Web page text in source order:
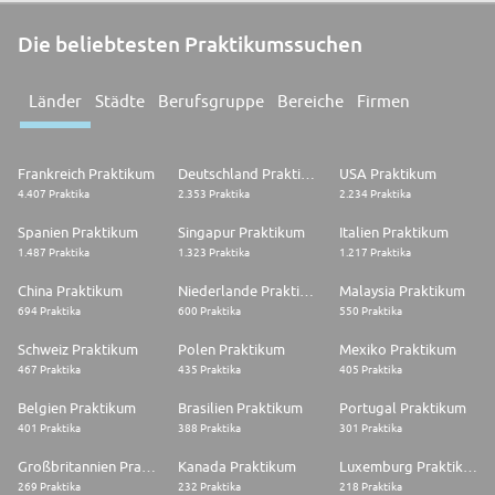
Die beliebtesten Praktikumssuchen
Länder Städte Berufsgruppe Bereiche Firmen
Frankreich Praktikum
4.407 Praktika 2.353 Praktika
USA Praktikum
2.234 Praktika
Spanien Praktikum
1.487 Praktika
Singapur Praktikum
1.323 Praktika
Italien Praktikum
1.217 Praktika
China Praktikum
694 Praktika 600 Praktika
Malaysia Praktikum
550 Praktika
Schweiz Praktikum
467 Praktika
Polen Praktikum
435 Praktika
Mexiko Praktikum
405 Praktika
Belgien Praktikum
401 Praktika
Brasilien Praktikum
388 Praktika
Portugal Praktikum
301 Praktika
269 Praktika
Kanada Praktikum
232 Praktika 218 Praktika